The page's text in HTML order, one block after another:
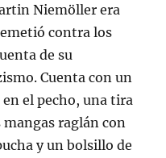
Niemöller era
contra los
de su
Cuenta con un
el pecho, una tira
raglán con
y un bolsillo de